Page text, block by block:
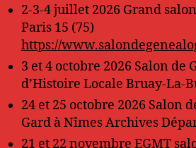
2-3-4 juillet 2026 Grand
Paris 15 (75)
https://
3 et 4 octobre 2026 Salon de
d’Histoire Locale Bruay-La-
24 et 25 octobre 2026 Salon
Gard à Nîmes Archives
21 et 22 novembre EGMT